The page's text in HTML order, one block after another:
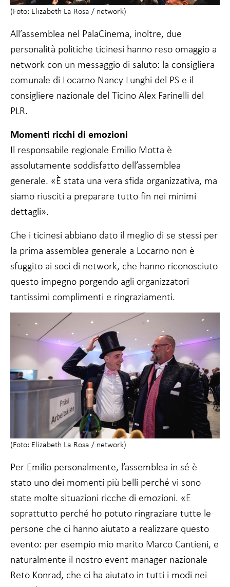
(Foto: Elizabeth La Rosa / network)
All’assemblea nel PalaCinema, inoltre, due
personalità politiche ticinesi hanno reso omaggio a
network con un messaggio di saluto: la consigliera
comunale di Locarno Nancy Lunghi del PS e il
consigliere nazionale del Ticino Alex Farinelli del
PLR.
Momenti ricchi di emozioni
Il responsabile regionale Emilio Motta è
assolutamente soddisfatto dell’assemblea
generale. «È stata una vera sfida organizzativa, ma
siamo riusciti a preparare tutto fin nei minimi
dettagli».
Che i ticinesi abbiano dato il meglio di se stessi per
la prima assemblea generale a Locarno non è
sfuggito ai soci di network, che hanno riconosciuto
questo impegno porgendo agli organizzatori
tantissimi complimenti e ringraziamenti.
(Foto: Elizabeth La Rosa / network)
Per Emilio personalmente, l’assemblea in sé è
stato uno dei momenti più belli perché vi sono
state molte situazioni ricche di emozioni. «E
soprattutto perché ho potuto ringraziare tutte le
persone che ci hanno aiutato a realizzare questo
evento: per esempio mio marito Marco Cantieni, e
naturalmente il nostro event manager nazionale
Reto Konrad, che ci ha aiutato in tutti i modi nei